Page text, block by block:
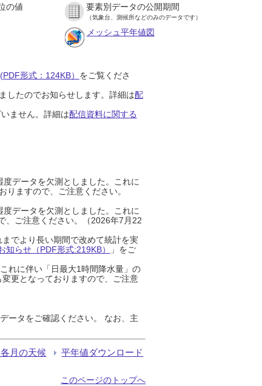
の値 要素別データの公開期間
（気象台、測候所などのみのデータです）
メッシュ平年値図
形式：124KB） をご覧くださ
したのでお知らせします。詳細は配
ません。詳細は配信資料に関する
データを欠測としました。これに
ますので、ご注意ください。
データを欠測としました。これに
、ご注意ください。（2026年7月22
でより長い期間で改めて統計を実
知らせ（PDF形式:219KB）
」をご
れに伴い「日最大1時間降水量」の
更となっておりますので、ご注意
ータをご確認ください。 なお、主
月の天候 平年値ダウンロード
このページのトップへ